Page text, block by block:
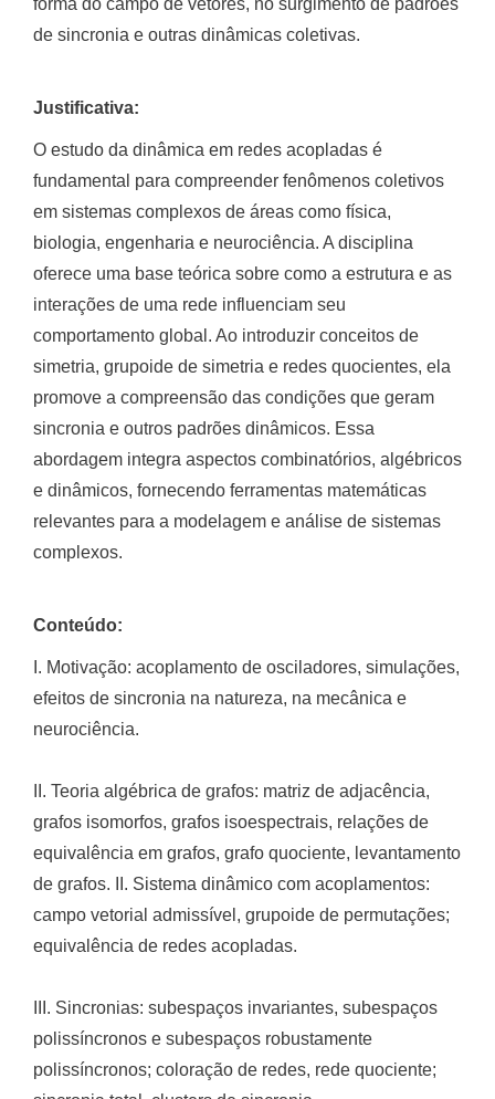
forma do campo de vetores, no surgimento de padrões
de sincronia e outras dinâmicas coletivas.
Justificativa:
O estudo da dinâmica em redes acopladas é
fundamental para compreender fenômenos coletivos
em sistemas complexos de áreas como física,
biologia, engenharia e neurociência. A disciplina
oferece uma base teórica sobre como a estrutura e as
interações de uma rede influenciam seu
comportamento global. Ao introduzir conceitos de
simetria, grupoide de simetria e redes quocientes, ela
promove a compreensão das condições que geram
sincronia e outros padrões dinâmicos. Essa
abordagem integra aspectos combinatórios, algébricos
e dinâmicos, fornecendo ferramentas matemáticas
relevantes para a modelagem e análise de sistemas
complexos.
Conteúdo:
I. Motivação: acoplamento de osciladores, simulações,
efeitos de sincronia na natureza, na mecânica e
neurociência.
II. Teoria algébrica de grafos: matriz de adjacência,
grafos isomorfos, grafos isoespectrais, relações de
equivalência em grafos, grafo quociente, levantamento
de grafos. II. Sistema dinâmico com acoplamentos:
campo vetorial admissível, grupoide de permutações;
equivalência de redes acopladas.
III. Sincronias: subespaços invariantes, subespaços
polissíncronos e subespaços robustamente
polissíncronos; coloração de redes, rede quociente;